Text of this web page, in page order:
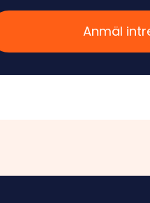
Anmäl